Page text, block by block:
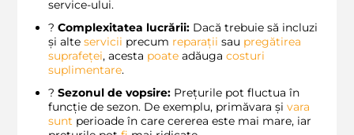
service-ului.
? Complexitatea lucrării: Dacă trebuie să incluzi
și alte servicii precum reparații sau pregătirea
suprafeței, acesta poate adăuga costuri
suplimentare.
? Sezonul de vopsire: Prețurile pot fluctua în
funcție de sezon. De exemplu, primăvara și vara
sunt perioade în care cererea este mai mare, iar